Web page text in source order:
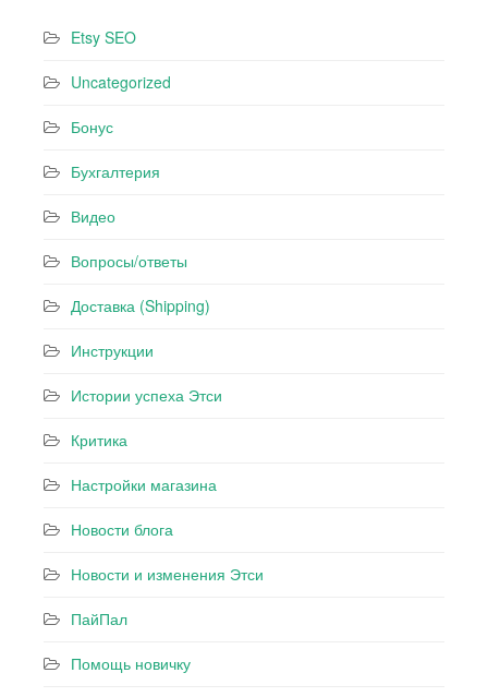
Etsy SEO
Uncategorized
Бонус
Бухгалтерия
Видео
Вопросы/ответы
Доставка (Shipping)
Инструкции
Истории успеха Этси
Критика
Настройки магазина
Новости блога
Новости и изменения Этси
ПайПал
Помощь новичку